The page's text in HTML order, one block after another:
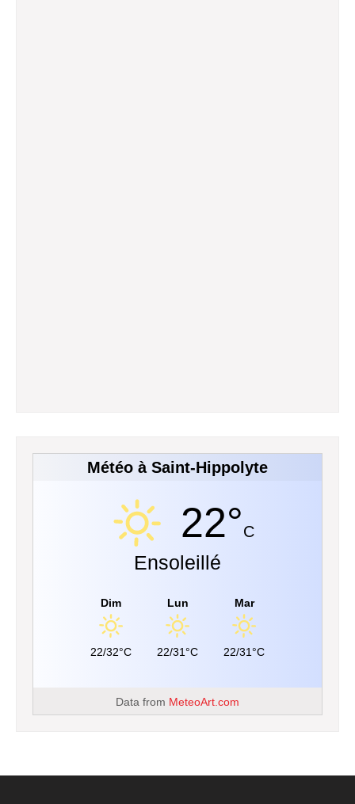
Météo à Saint-Hippolyte
22°C
Ensoleillé
Dim
22/32°C
Lun
22/31°C
Mar
22/31°C
Data from MeteoArt.com